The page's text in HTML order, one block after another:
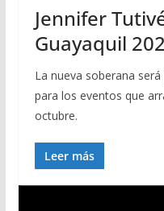
Jennifer
Guayaquil
La nueva soberana
para los eventos que
octubre.
Leer más